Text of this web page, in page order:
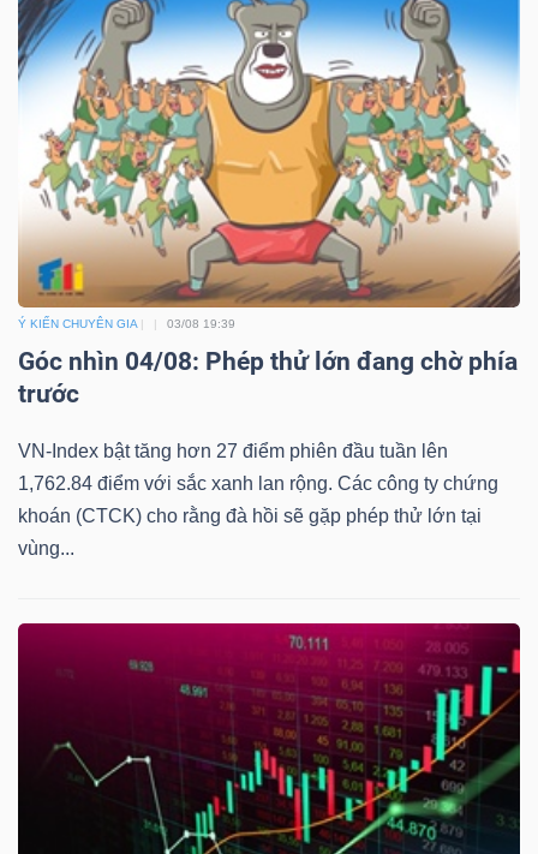
Ý KIẾN CHUYÊN GIA 03/08 19:39
Góc nhìn 04/08: Phép thử lớn đang chờ phía
trước
VN-Index bật tăng hơn 27 điểm phiên đầu tuần lên
1,762.84 điểm với sắc xanh lan rộng. Các công ty chứng
khoán (CTCK) cho rằng đà hồi sẽ gặp phép thử lớn tại
vùng...